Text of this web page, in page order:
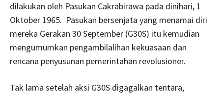
dilakukan oleh Pasukan Cakrabirawa pada dinihari, 1
Oktober 1965. Pasukan bersenjata yang menamai diri
mereka Gerakan 30 September (G30S) itu kemudian
mengumumkan pengambilalihan kekuasaan dan
rencana penyusunan pemerintahan revolusioner.
Tak lama setelah aksi G30S digagalkan tentara,